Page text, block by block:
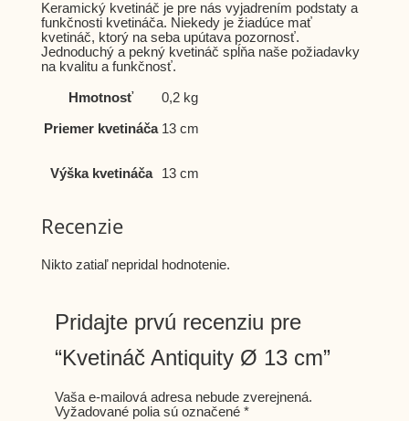
Keramický kvetináč je pre nás vyjadrením podstaty a
funkčnosti kvetináča. Niekedy je žiadúce mať
kvetináč, ktorý na seba upútava pozornosť.
Jednoduchý a pekný kvetináč spĺňa naše požiadavky
na kvalitu a funkčnosť.
Hmotnosť 0,2 kg
Priemer kvetináča 13 cm
Výška kvetináča 13 cm
Recenzie
Nikto zatiaľ nepridal hodnotenie.
Pridajte prvú recenziu pre
“Kvetináč Antiquity Ø 13 cm”
Vaša e-mailová adresa nebude zverejnená.
Vyžadované polia sú označené *